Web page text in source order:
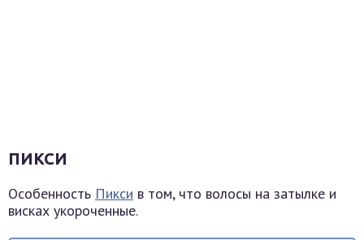
ПИКСИ
Особенность Пикси в том, что волосы на затылке и
висках укороченные.